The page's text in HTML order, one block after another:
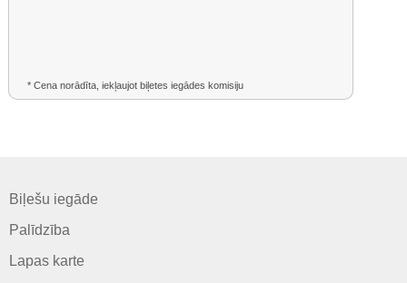
* Cena norādīta, iekļaujot biļetes iegādes komisiju
Biļešu iegāde
Palīdzība
Lapas karte